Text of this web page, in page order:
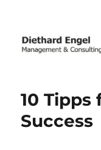
merger
10
Success